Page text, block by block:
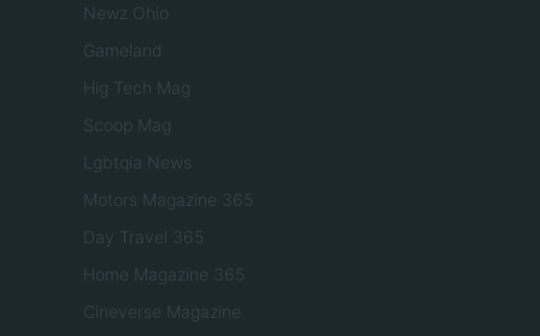
Newz Ohio
Gameland
Hig Tech Mag
Scoop Mag
Lgbtqia News
Motors Magazine 365
Day Travel 365
Home Magazine 365
Cineverse Magazine